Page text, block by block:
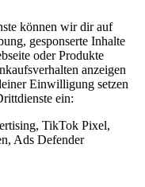
können wir dir auf
gesponserte Inhalte
oder Produkte
anzeigen
Einwilligung setzen
ein:
TikTok Pixel,
Ads Defender